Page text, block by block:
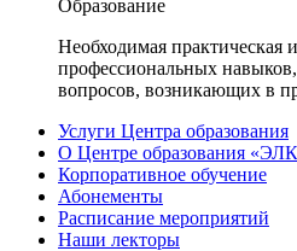
Образование
Необходимая
профессиональных
вопросов, возникающих в
Услуги Центра образования
О Центре образования
Корпоративное обучение
Абонементы
Расписание мероприятий
Наши лекторы